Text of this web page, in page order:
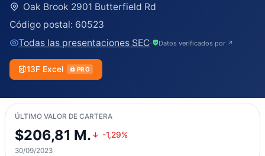
Oak Brook 2901 Butterfield Rd
Código postal: 60523
Todas las presentaciones SEC· Datos verificados por ↗
13F Excel PRO
ÚLTIMO VALOR DE CARTERA
$206,81 M. -1,29%
30/09/2023